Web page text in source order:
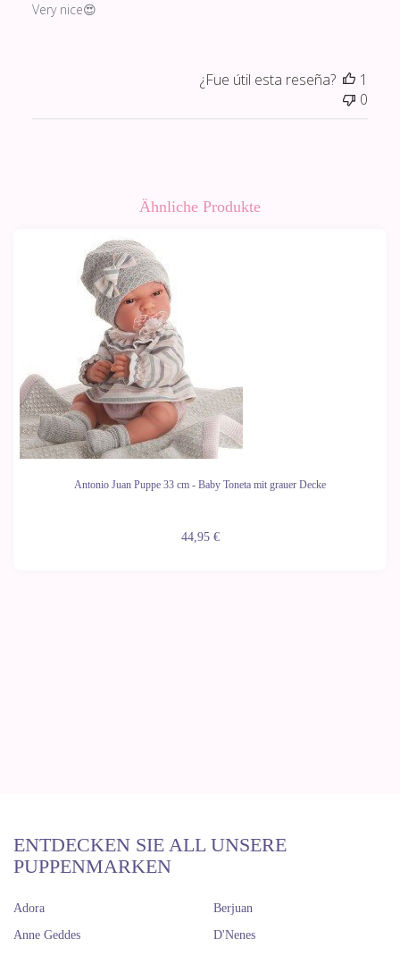
Very nice😍
¿Fue útil esta reseña?
1
0
Ähnliche Produkte
Antonio Juan Puppe 33 cm - Baby Toneta mit grauer Decke
44,95 €
ENTDECKEN SIE ALL UNSERE
PUPPENMARKEN
Adora
Anne Geddes
Berjuan
D'Nenes